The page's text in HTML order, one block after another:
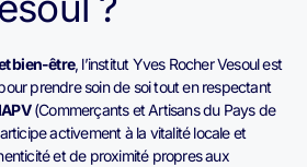
bien-être, l’institut Yves Rocher Vesoul est
prendre soin de soi tout en respectant
(Commerçants et Artisans du Pays de
activement à la vitalité locale et
et de proximité propres aux